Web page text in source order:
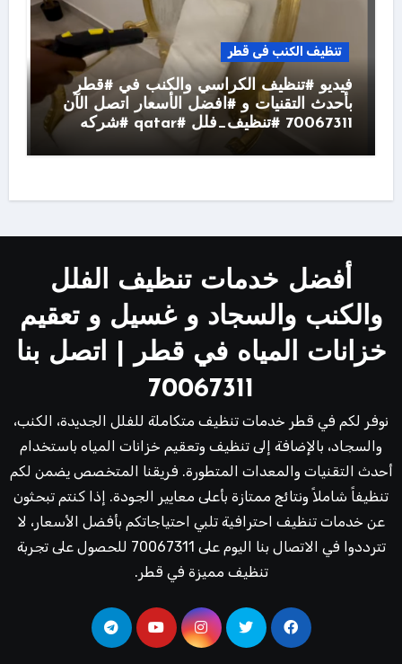
تنظيف الكنب فى قطر
فيديو #تنظيف الكراسي والكنب في #قطر
بأحدث التقنيات و #افضل الأسعار اتصل الآن
70067311 #تنظيف_فلل #qatar #شركه
أفضل خدمات تنظيف الفلل
والكنب والسجاد و غسيل و تعقيم
خزانات المياه في قطر | اتصل بنا
70067311
نوفر لكم في قطر خدمات تنظيف متكاملة للفلل الجديدة، الكنب،
والسجاد، بالإضافة إلى تنظيف وتعقيم خزانات المياه باستخدام
أحدث التقنيات والمعدات المتطورة. فريقنا المتخصص يضمن لكم
تنظيفاً شاملاً ونتائج ممتازة بأعلى معايير الجودة. إذا كنتم تبحثون
عن خدمات تنظيف احترافية تلبي احتياجاتكم بأفضل الأسعار، لا
تترددوا في الاتصال بنا اليوم على 70067311 للحصول على تجربة
تنظيف مميزة في قطر.